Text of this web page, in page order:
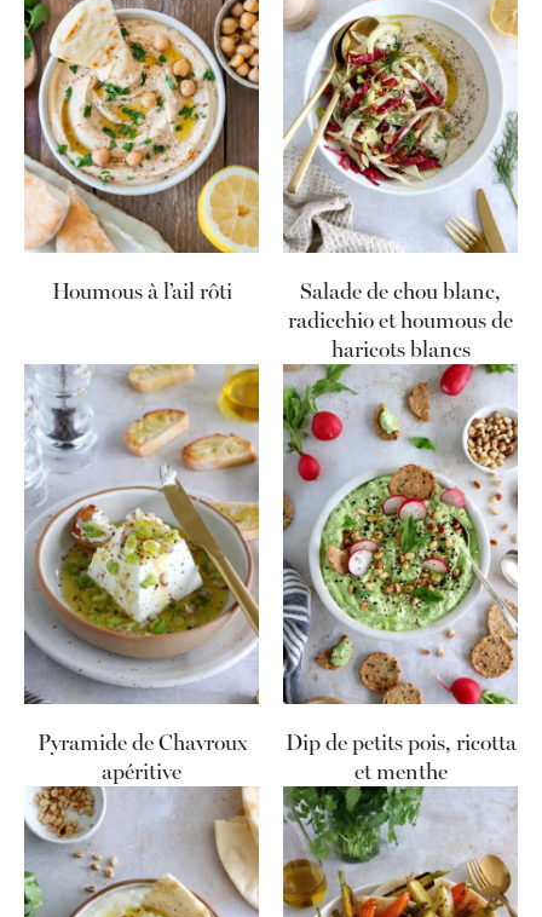
Houmous à l’ail rôti
Salade de chou blanc,
radicchio et houmous de
haricots blancs
Pyramide de Chavroux
apéritive
Dip de petits pois, ricotta
et menthe